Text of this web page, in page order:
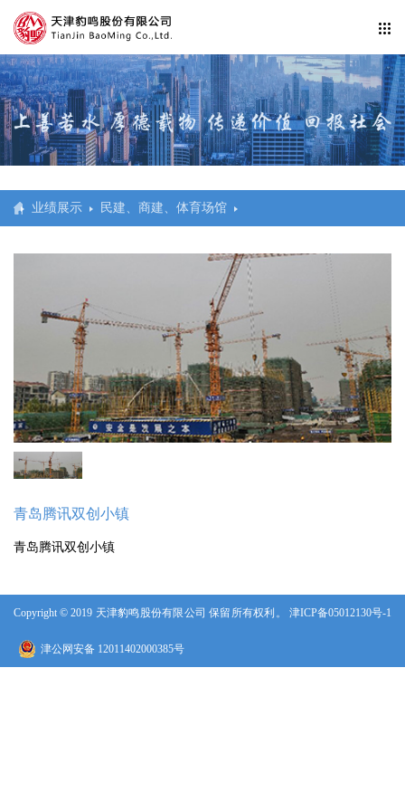
新闻中心
行业动态
公司信息纰漏
企业活动
业绩展示
民建、商建、体育场馆
市政
水利、电站、科研
人力资源
人才招聘
业绩展示 民建、商建、体育场馆
青岛腾讯双创小镇
青岛腾讯双创小镇
Copyright © 2019 天津豹鸣股份有限公司 保留所有权利。 津ICP备05012130号-1
津公网安备 12011402000385号